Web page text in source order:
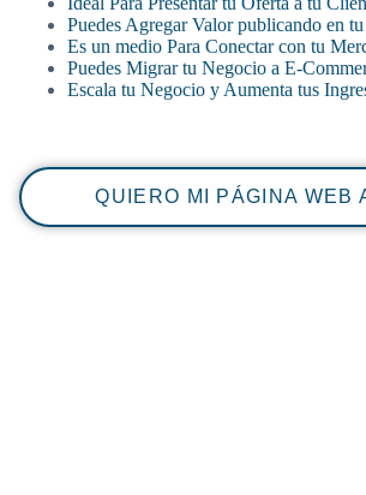
Puedes Agregar Valor publicando en
Es un medio Para Conectar con tu
Puedes Migrar tu Negocio a E-
Escala tu Negocio y Aumenta tus
QUIERO MI PÁGINA WEB